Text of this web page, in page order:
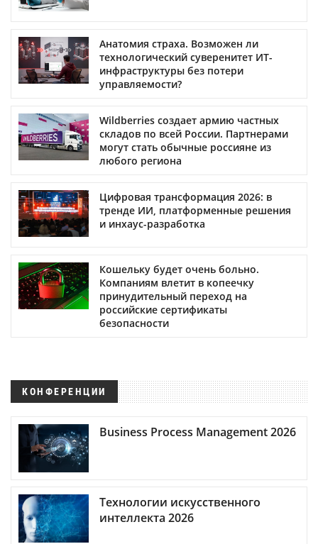
Анатомия страха. Возможен ли
технологический суверенитет ИТ-
инфраструктуры без потери
управляемости?
Wildberries создает армию частных
складов по всей России. Партнерами
могут стать обычные россияне из
любого региона
Цифровая трансформация 2026: в
тренде ИИ, платформенные решения
и инхаус-разработка
Кошельку будет очень больно.
Компаниям влетит в копеечку
принудительный переход на
российские сертификаты
безопасности
КОНФЕРЕНЦИИ
Business Process Management 2026
Технологии искусственного
интеллекта 2026